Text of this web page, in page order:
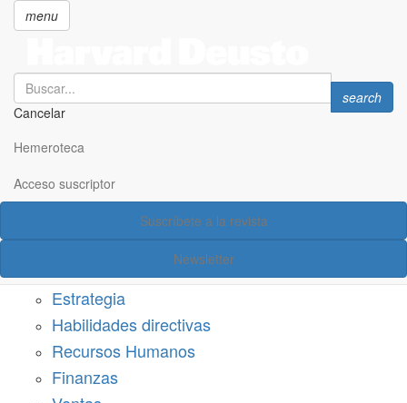
principal
menu
Search
Cancelar
Search
search
Hemeroteca
Acceso suscriptor
Suscríbete a la revista
Newsletter
Acceso suscriptor
Estrategia
Habilidades directivas
Recursos Humanos
Finanzas